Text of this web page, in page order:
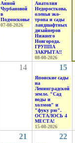
Анной
Чурбановой
в
Подмосковье
07-08-2026
Анатолия
Недоросткова,
оленья эко-
тропа и сады
ландшафтных
дизайнеров
Нижнего
Новгорода.
ГРУППА
ЗАКРЫТА!!
08-08-2026
14 15
Японские сады
на
Ленинградской
земле. "Сад
воды и
холмов" и
"фуку рю".
ОСТАЛОСЬ 4
МЕСТА!
15-08-2026
21 22